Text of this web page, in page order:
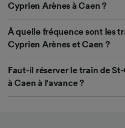
Cyprien Arènes à Caen ?
À quelle fréquence sont les
Cyprien Arènes et Caen ?
Faut-il réserver le train de
à Caen à l'avance ?